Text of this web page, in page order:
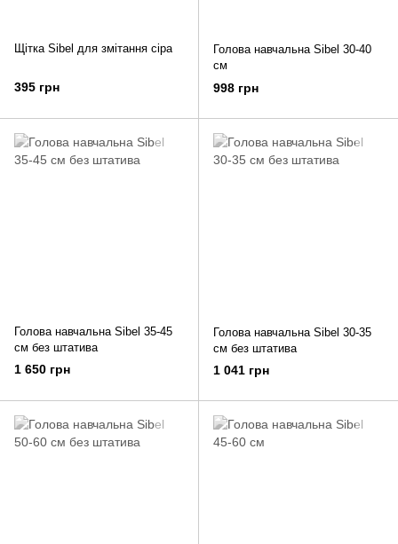
Щітка Sibel для змітання сіра
395 грн
Голова навчальна Sibel 30-40
см
998 грн
Голова навчальна Sibel 35-45
см без штатива
1 650 грн
Голова навчальна Sibel 30-35
см без штатива
1 041 грн